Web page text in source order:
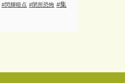
#閃輝暗点 #閉所恐怖 #集